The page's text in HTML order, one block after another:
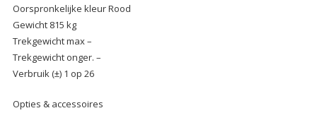
Oorspronkelijke kleur Rood
Gewicht 815 kg
Trekgewicht max –
Trekgewicht onger. –
Verbruik (±) 1 op 26
Opties & accessoires